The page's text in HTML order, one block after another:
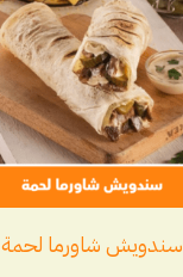
سندويش شاورما لحمة